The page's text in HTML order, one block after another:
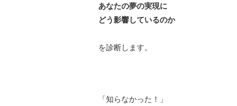
あなたの夢の実現に
どう影響しているのか
を診断します。
「知らなかった！」